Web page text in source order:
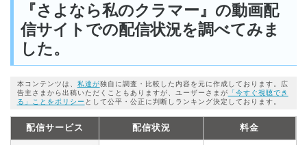
『さよなら私のクラマー』の動画配
信サイトでの配信状況を調べてみま
した。
本コンテンツは、 私達が独自に調査・比較した内容を元に作成しております。広
告主さまから出稿いただくこともありますが、ユーザーさまが 「今すぐ視聴でき
る」ことをポリシー として公平・公正に判断しランキング決定しております。
配信サービス 配信状況 料金